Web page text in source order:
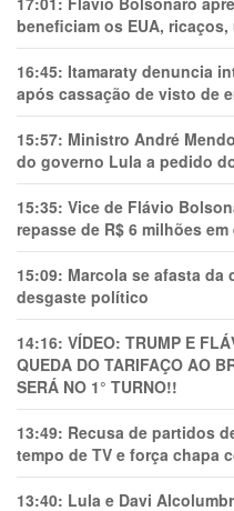
beneficiam os EUA,
16:45: Itamaraty denuncia
após cassação de visto de
15:57: Ministro André
do governo Lula a pedido
15:35: Vice de Flávio
repasse de R$ 6 milhões
15:09: Marcola se afasta da
desgaste político
14:16: VÍDEO: TRUMP E
QUEDA DO TARIFAÇO AO
SERÁ NO 1° TURNO!!
13:49: Recusa de partidos
tempo de TV e força chapa
13:40: Lula e Davi